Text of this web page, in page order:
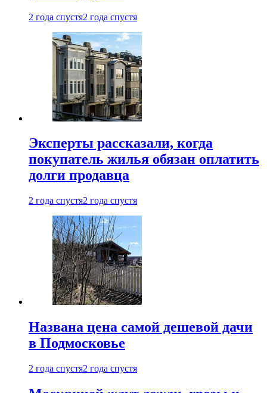
2 года спустя2 года спустя
Эксперты рассказали, когда
покупатель жилья обязан оплатить
долги продавца
2 года спустя2 года спустя
Названа цена самой дешевой дачи
в Подмосковье
2 года спустя2 года спустя